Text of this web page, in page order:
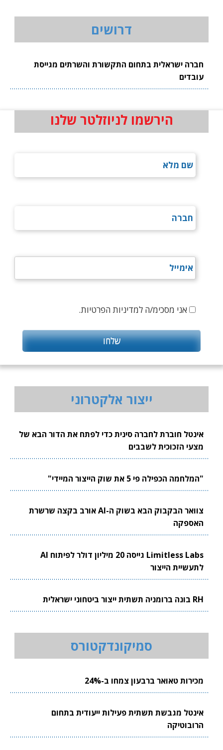
דרושים
חברה ישראלית בתחום התקשורת והשרתים מגייסת
עובדים
הירשמו לניוזלטר שלנו
אני מסכימ/ה למדיניות הפרטיות.
ייצור אלקטרוני
אינטל חוברת לחברה סינית כדי לפתח את הדור הבא של
מצעי הזכוכית לשבבים
"המלחמה הכפילה פי 5 את שוק הייצור המיידי"
צוואר הבקבוק הבא בשוק ה-AI אורב בקצה שרשרת
האספקה
Limitless Labs גייסה 20 מיליון דולר לפיתוח AI
לתעשיית הייצור
RH בונה ברומניה תשתית ייצור ביטחוני ישראלית
סמיקונדקטורס
מכירות טאואר ברבעון צמחו ב-24%
אינטל מגבשת תשתית פעילות ייעודית בתחום
הרובוטיקה